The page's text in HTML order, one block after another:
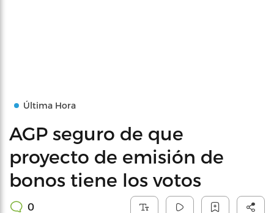
Última Hora
AGP seguro de que
proyecto de emisión de
bonos tiene los votos
0